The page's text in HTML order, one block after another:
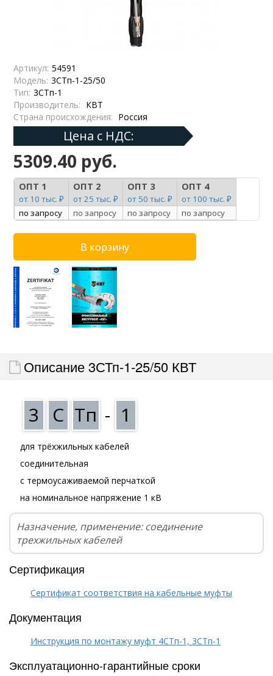
Артикул: 54591
Модель: 3СТп-1-25/50
Тип: 3СТп-1
Производитель: КВТ
Страна происхождения: Россия
Цена с НДС:
5309.40 руб.
ОПТ 1
от 10 тыс. ₽
ОПТ 2
от 25 тыс. ₽
ОПТ 3
от 50 тыс. ₽
ОПТ 4
от 100 тыс. ₽
по запросу
по запросу по запросу по запросу
Описание 3СТп-1-25/50 КВТ
3 С Тп - 1
для трёхжильных кабелей
соединительная
с термоусаживаемой перчаткой
на номинальное напряжение 1 кВ
Назначение, применение: соединение
трехжильных кабелей
Сертификация
Сертификат соответствия на кабельные муфты
Документация
Инструкция по монтажу муфт 4СТп-1, 3СТп-1
Эксплуатационно-гарантийные сроки